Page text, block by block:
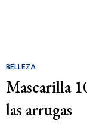
BELLEZA
Mascarilla
las arrugas